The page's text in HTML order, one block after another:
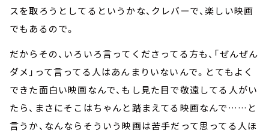
スを取ろうとしてるというかな、クレバーで、楽しい映画
でもあるので。
だからその、いろいろ言ってくださってる方も、「ぜんぜん
ダメ」って言ってる人はあんまりいないんで。とてもよく
できた面白い映画なんで、もし見た目で敬遠してる人がい
たら、まさにそこはちゃんと踏まえてる映画なんで……と
言うか、なんならそういう映画は苦手だって思ってる人ほ